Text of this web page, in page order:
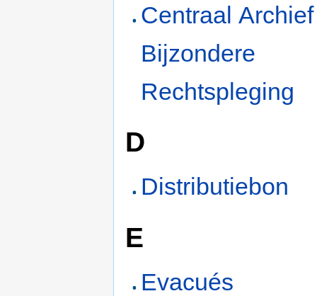
Centraal Archief
Bijzondere
Rechtspleging
D
Distributiebon
E
Evacués